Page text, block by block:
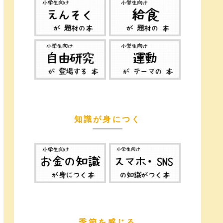
知識が身につく